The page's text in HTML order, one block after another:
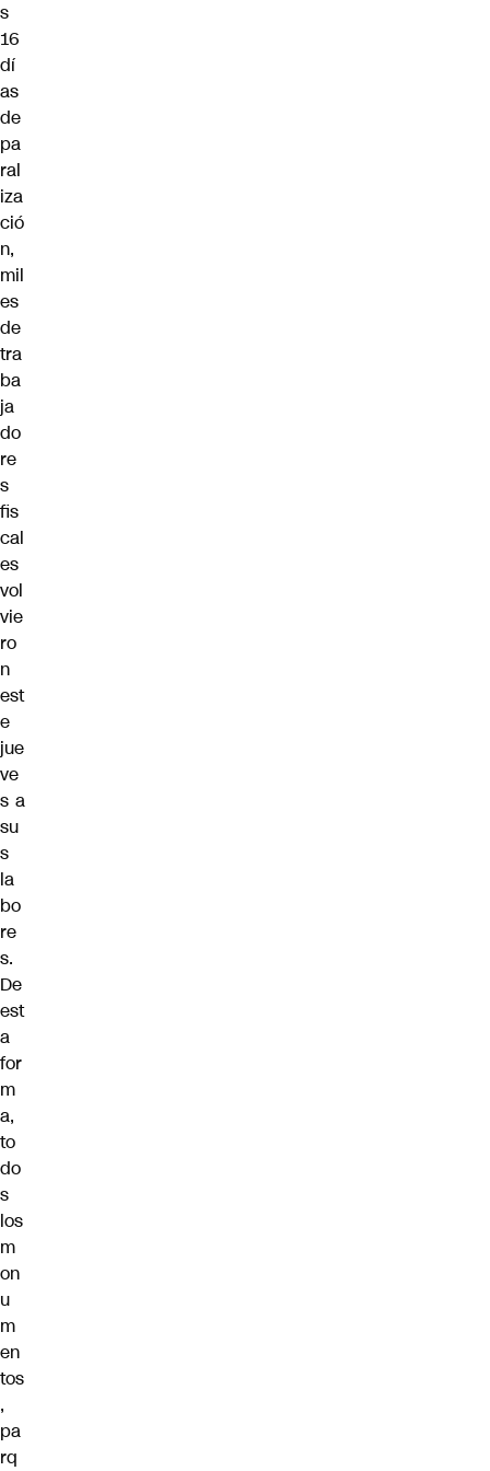
s
16
dí
as
de
pa
ral
iza
ció
n,
mil
es
de
tra
ba
ja
do
re
s
fis
cal
es
vol
vie
ro
n
est
e
jue
ve
s a
su
s
la
bo
re
s.
De
est
a
for
m
a,
to
do
s
los
m
on
u
m
en
tos
,
pa
rq